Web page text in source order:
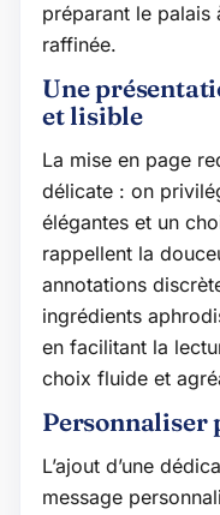
préparant le palais
raffinée.
Une
et lisible
La mise en page
délicate : on
élégantes et un
rappellent la
annotations
ingrédients
en facilitant la
choix fluide et
Personnaliser
L’ajout d’une
message